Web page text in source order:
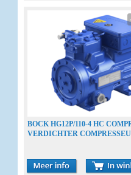
BOCK HG12P/110-4 HC
VERDICHTER